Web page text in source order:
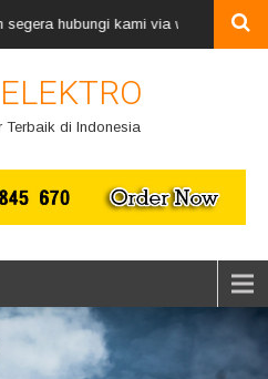
kami via whatsApp
ELEKTRO
Terbaik di Indonesia